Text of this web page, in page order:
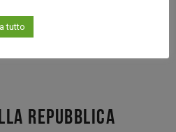
REPUBBLICA
tutto